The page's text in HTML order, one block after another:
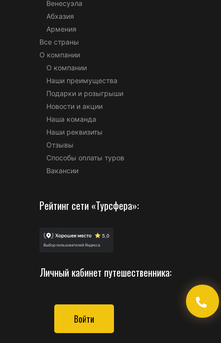
Венесуэла
Абхазия
Армения
Все страны
О компании
О компании
Наши преимущества
Подарки и розыгрыши
Новости и акции
Наша команда
Наши реквизиты
Отзывы
Способы оплаты туров
Вакансии
Рейтинг сети «Турсфера»:
Личный кабинет путешественника:
Войти